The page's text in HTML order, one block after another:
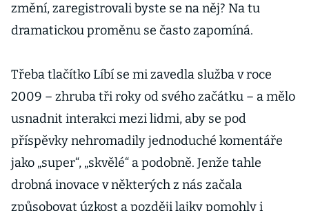
změní, zaregistrovali byste se na něj? Na tu
dramatickou proměnu se často zapomíná.
Třeba tlačítko Líbí se mi zavedla služba v roce
2009 – zhruba tři roky od svého začátku – a mělo
usnadnit interakci mezi lidmi, aby se pod
příspěvky nehromadily jednoduché komentáře
jako „super“, „skvělé“ a podobně. Jenže tahle
drobná inovace v některých z nás začala
způsobovat úzkost a později lajky pomohly i